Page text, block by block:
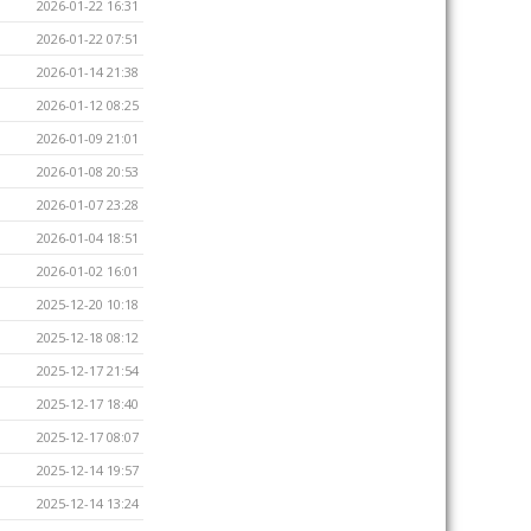
2026-01-22 16:31
2026-01-22 07:51
2026-01-14 21:38
2026-01-12 08:25
2026-01-09 21:01
2026-01-08 20:53
2026-01-07 23:28
2026-01-04 18:51
2026-01-02 16:01
2025-12-20 10:18
2025-12-18 08:12
2025-12-17 21:54
2025-12-17 18:40
2025-12-17 08:07
2025-12-14 19:57
2025-12-14 13:24